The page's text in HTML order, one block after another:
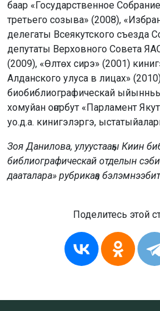
баар «Государственное
третьего созыва» (2008),
делегаты Всеякутского съезда
депутаты Верховного Совета
(2009), «Өлтөх сирэ» (2001)
Алданского улуса в лицах»
биобиблиографическай
хомуйан оҥорбут «Парламент
уо.д.а. кинигэлэргэ,
Зоя Данилова, улуустааҕы Киин
библиографическай отделын
дааталара» рубрикаҕа
Поделитесь этой